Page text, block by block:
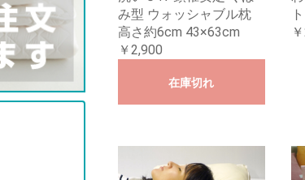
み型 ウォッシャブル枕
高さ約6cm 43×63cm
￥2,900
在庫切れ